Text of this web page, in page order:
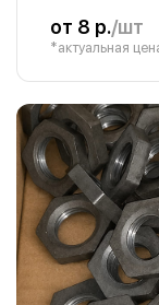
от 8 р./шт
*актуальная